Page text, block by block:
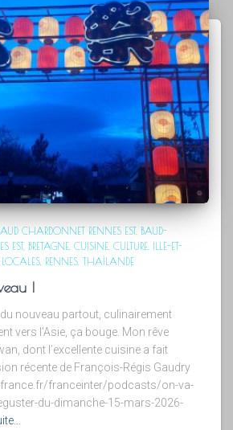
CHARDONNET RENNES EST BAUD-
EST BRETAGNE CUISINE CULTURE ILLE-ET-
LOCALES RENNES THAÏLANDE
!
du nouveau partout, culinairement
vers l’Asie, ça bouge. Mon rêve
dont l’excellente cuisine a fait
récente de François-Régis Gaudry
franceinter/podcasts/on-va-
du-dimanche-15-mars-2026-